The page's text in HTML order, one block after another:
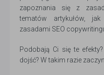
zapoznania się z
tematów artykułów,
zasadami SEO
Podobają Ci się te
dojść? W takim razie